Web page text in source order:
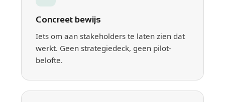
Concreet bewijs
Iets om aan stakeholders te laten zien dat
werkt. Geen strategiedeck, geen pilot-
belofte.